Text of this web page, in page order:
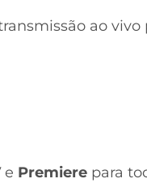
ao
e Premiere para